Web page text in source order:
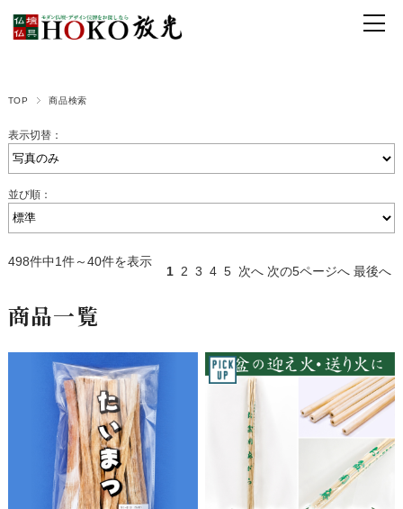
TOP 商品検索
表示切替：
並び順：
498件中1件～40件を表示
1 2 3 4 5 次へ 次の5ページへ 最後へ
商品一覧